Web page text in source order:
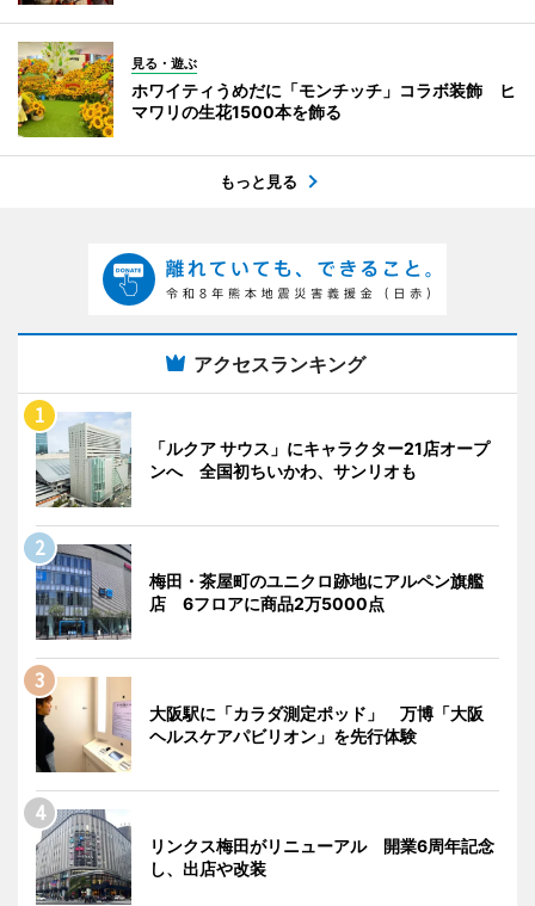
見る・遊ぶ
ホワイティうめだに「モンチッチ」コラボ装飾 ヒ
マワリの生花1500本を飾る
もっと見る
アクセスランキング
「ルクア サウス」にキャラクター21店オープ
ンへ 全国初ちいかわ、サンリオも
梅田・茶屋町のユニクロ跡地にアルペン旗艦
店 6フロアに商品2万5000点
大阪駅に「カラダ測定ポッド」 万博「大阪
ヘルスケアパビリオン」を先行体験
リンクス梅田がリニューアル 開業6周年記念
し、出店や改装